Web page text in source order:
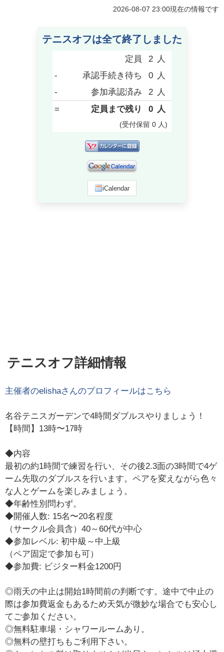
2026-08-07 23:00現在の情報です
テニスオフは全て終了しました
定員 2 人
-
承認手続き待ち 0 人
-
参加承認済み 2 人
=
定員まで残り 0 人
(受付保留 0 人)
iCalendar
テニスオフ詳細情報
主催者のelishaさんのプロフィールはこちら
名谷テニスガーデンで4時間ダブルスやりましょう！
【時間】13時〜17時
◆内容
最初の約1時間で練習を行い、その後2.3面の3時間で4ゲ
ーム先取のダブルスを行います。ペアを変えながら色々
な人とゲームを楽しみましょう。
◆年齢性別問わず。
◆開催人数: 15名〜20名程度
（サークル会員含）40～60代が中心
◆参加レベル: 初中級～中上級
（ペア固定で参加も可）
◆参加費: ビジター料金1200円
◎雨天の中止は開始1時間前の判断です。途中で中止の
際は参加費返金もあるため天気が微妙な場合でも安心し
てご参加ください。
◎無料駐車場・シャワールームあり。
◎無料の壁打ちもご利用下さい。